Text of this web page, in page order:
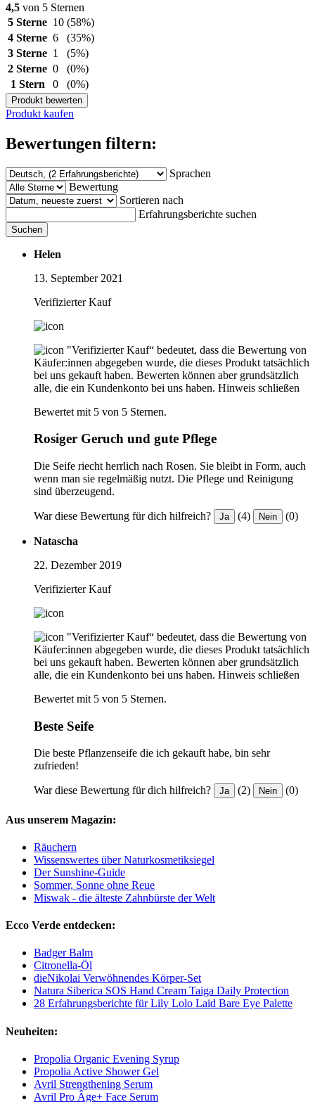
4,5 von 5 Sternen
5 Sterne 10 (58%)
4 Sterne 6
(35%)
3 Sterne 1
(5%)
2 Sterne 0
(0%)
1 Stern
0 (0%)
Produkt bewerten
Produkt kaufen
Bewertungen filtern:
Sprachen
Bewertung
Sortieren nach
Erfahrungsberichte suchen
Suchen
Helen
13. September 2021
Verifizierter Kauf
"Verifizierter Kauf“ bedeutet, dass die Bewertung von
Käufer:innen abgegeben wurde, die dieses Produkt tatsächlich
bei uns gekauft haben. Bewerten können aber grundsätzlich
alle, die ein Kundenkonto bei uns haben. Hinweis schließen
Bewertet mit 5 von 5 Sternen.
Rosiger Geruch und gute Pflege
Die Seife riecht herrlich nach Rosen. Sie bleibt in Form, auch
wenn man sie regelmäßig nutzt. Die Pflege und Reinigung
sind überzeugend.
War diese Bewertung für dich hilfreich? Ja (4) Nein (0)
Natascha
22. Dezember 2019
Verifizierter Kauf
"Verifizierter Kauf“ bedeutet, dass die Bewertung von
Käufer:innen abgegeben wurde, die dieses Produkt tatsächlich
bei uns gekauft haben. Bewerten können aber grundsätzlich
alle, die ein Kundenkonto bei uns haben. Hinweis schließen
Bewertet mit 5 von 5 Sternen.
Beste Seife
Die beste Pflanzenseife die ich gekauft habe, bin sehr
zufrieden!
War diese Bewertung für dich hilfreich? Ja (2) Nein (0)
Aus unserem Magazin:
Räuchern
Wissenswertes über Naturkosmetiksiegel
Der Sunshine-Guide
Sommer, Sonne ohne Reue
Miswak - die älteste Zahnbürste der Welt
Ecco Verde entdecken:
Badger Balm
Citronella-Öl
dieNikolai Verwöhnendes Körper-Set
Natura Siberica SOS Hand Cream Taiga Daily Protection
28 Erfahrungsberichte für Lily Lolo Laid Bare Eye Palette
Neuheiten:
Propolia Organic Evening Syrup
Propolia Active Shower Gel
Avril Strengthening Serum
Avril Pro Âge+ Face Serum